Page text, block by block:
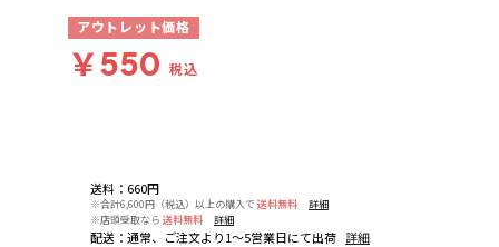
送料 ： 660円
※合計6,600円（税込）以上の購入で 送料無料
詳細
※店頭受取なら 送料無料 詳細
配送 ： 通常、ご注文より1～5営業日にて出荷 詳細
アウトレット価格
￥550 税込